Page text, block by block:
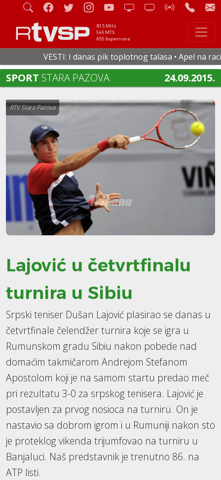
91.5 MHz
545 MTS
655 Supernova
VESTI: I danas pik toplotnog talasa • Apel na
SPORT STARA PAZOVA 24.09.2015.
RTV Stara Pazova
Lajović u četvrtfinalu
turnira u Sibiu
Srpski teniser Dušan Lajović plasirao se danas u
četvrtfinale čelendžer turnira koje se igra u
Rumunskom gradu Sibiu nakon pobede nad
domaćim takmičarom Andrejom Stefanom
Apostolom koji je na samom startu predao meč
pri rezultatu 3-0 za srpskog tenisera. Lajović je
postavljen za prvog nosioca na turniru. On je
nastavio sa dobrom igrom i u Rumuniji nakon sto
je proteklog vikenda trijumfovao na turniru u
Banjaluci. Naš predstavnik je trenutno 86. na
ATP listi.